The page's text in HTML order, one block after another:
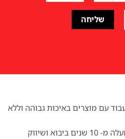
עם מוצרים באיכות גבוהה וללא
די פי אס דיגיטל מתמחה למעלה מ- 10 שנים ביבוא ושיווק